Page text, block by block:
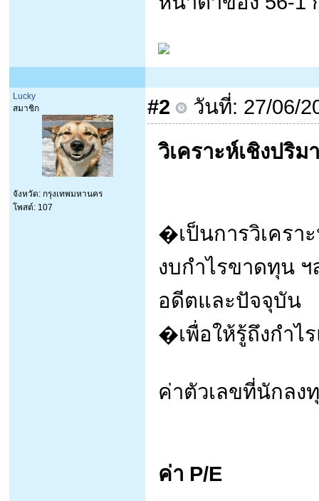
Lucky
สมาชิก
จังหวัด: กรุงเทพมหานคร
โพสต์: 107
#2
วันที่: 27/06/
วิเคราะห์เชิงปริ
�เป็นการวิเครา
งบกำไรขาดทุน
อดีตและปัจจุบัน
�เพื่อให้รู้ถึงกำไ
ค่าตัวเลขที่นักลง
ค่า P/E